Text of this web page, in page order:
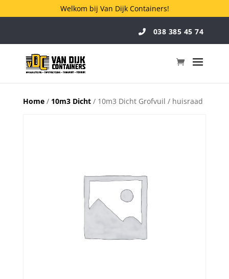
038 385 45 74
Welkom bij Van Dijk Containers!
Home/ 10m3 Dicht/ 10m3 Dicht Grofvuil / huisraad